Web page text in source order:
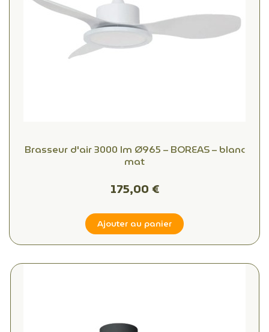
Brasseur d'air 3000 lm Ø965 – BOREAS – blanc
mat
175,00 €
Ajouter au panier